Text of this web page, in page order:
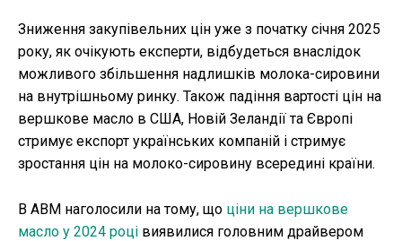
Зниження закупівельних цін уже з початку січня 2025
року, як очікують експерти, відбудеться внаслідок
можливого збільшення надлишків молока-сировини
на внутрішньому ринку. Також падіння вартості цін на
вершкове масло в США, Новій Зеландії та Європі
стримує експорт українських компаній і стримує
зростання цін на молоко-сировину всередині країни.
В АВМ наголосили на тому, що ціни на вершкове
масло у 2024 році виявилися головним драйвером